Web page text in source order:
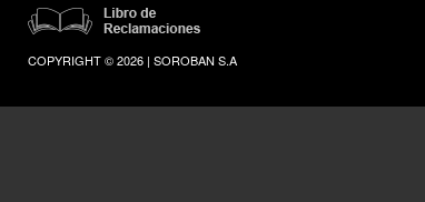
COPYRIGHT © 2026 | SOROBAN S.A